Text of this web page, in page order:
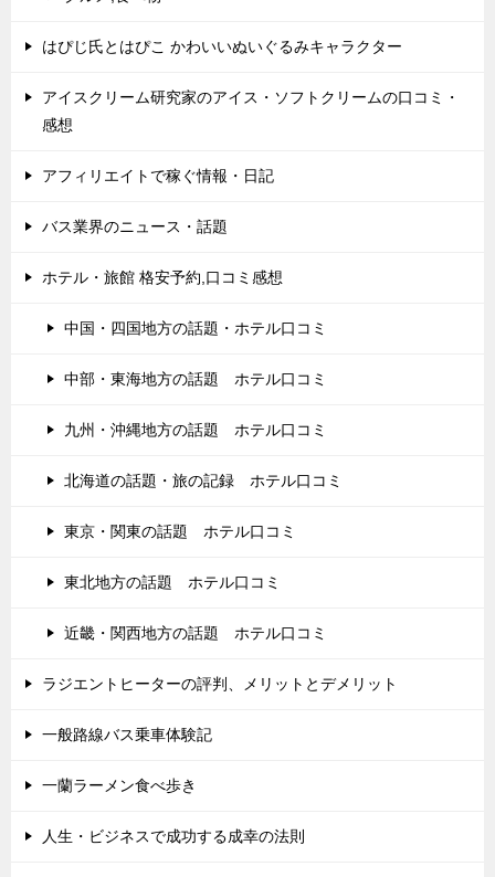
はぴじ氏とはぴこ かわいいぬいぐるみキャラクター
アイスクリーム研究家のアイス・ソフトクリームの口コミ・
感想
アフィリエイトで稼ぐ情報・日記
バス業界のニュース・話題
ホテル・旅館 格安予約,口コミ感想
中国・四国地方の話題・ホテル口コミ
中部・東海地方の話題 ホテル口コミ
九州・沖縄地方の話題 ホテル口コミ
北海道の話題・旅の記録 ホテル口コミ
東京・関東の話題 ホテル口コミ
東北地方の話題 ホテル口コミ
近畿・関西地方の話題 ホテル口コミ
ラジエントヒーターの評判、メリットとデメリット
一般路線バス乗車体験記
一蘭ラーメン食べ歩き
人生・ビジネスで成功する成幸の法則